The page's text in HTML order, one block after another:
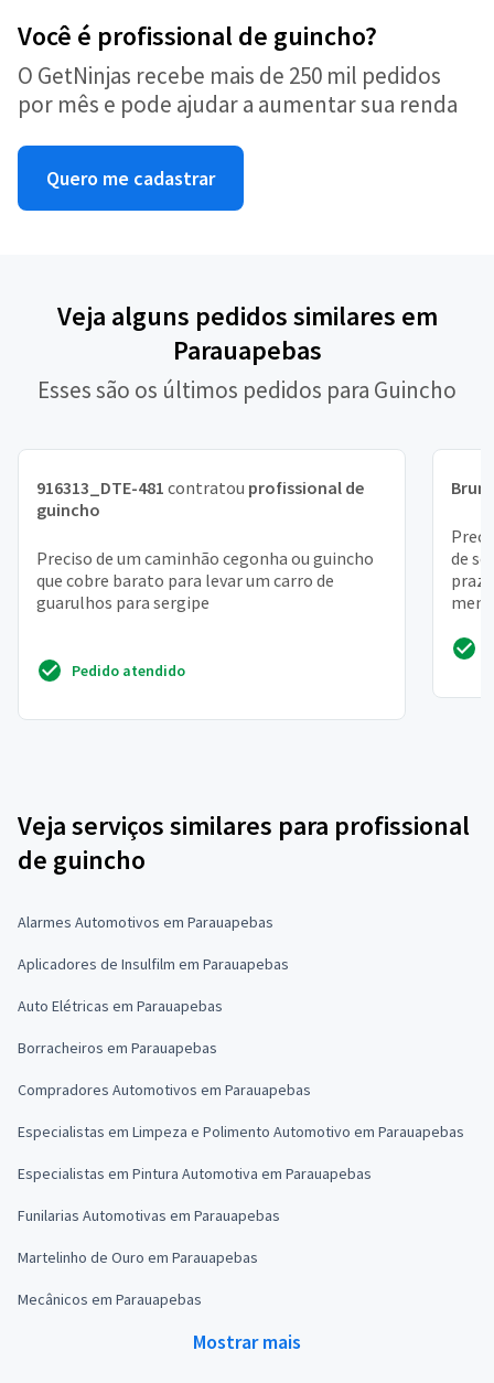
Você é profissional de guincho?
O GetNinjas recebe mais de 250 mil pedidos
por mês e pode ajudar a aumentar sua renda
Quero me cadastrar
Veja alguns pedidos similares em
Parauapebas
Esses são os últimos pedidos para Guincho
916313_DTE-481 contratou profissional de
guincho
Preciso de um caminhão cegonha ou guincho
que cobre barato para levar um carro de
guarulhos para sergipe
Pedido atendido
de
Veja serviços similares para profissional
de guincho
Alarmes Automotivos em Parauapebas
Aplicadores de Insulfilm em Parauapebas
Auto Elétricas em Parauapebas
Borracheiros em Parauapebas
Compradores Automotivos em Parauapebas
Especialistas em Limpeza e Polimento Automotivo em Parauapebas
Especialistas em Pintura Automotiva em Parauapebas
Funilarias Automotivas em Parauapebas
Martelinho de Ouro em Parauapebas
Mecânicos em Parauapebas
Mostrar mais